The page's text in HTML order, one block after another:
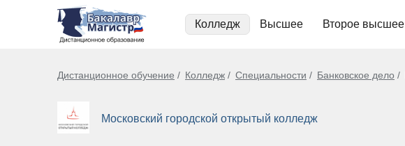
Колледж Высшее Второе высшее
Дистанционное обучение Колледж Специальности Банковское дело
Московский городской открытый колледж